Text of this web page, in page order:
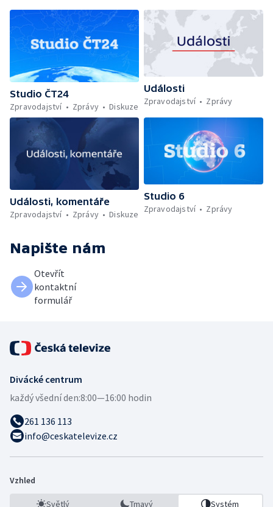
Studio ČT24
Zpravodajství
Zprávy Diskuze
Události
Zpravodajství
Zprávy
Události, komentáře
Zpravodajství
Zprávy Diskuze
Studio 6
Zpravodajství
Zprávy
Napište nám
Otevřít
kontaktní
formulář
Divácké centrum
každý všední den:8:00—16:00 hodin
261 136 113
info@ceskatelevize.cz
Vzhled
Světlý Tmavý Systém